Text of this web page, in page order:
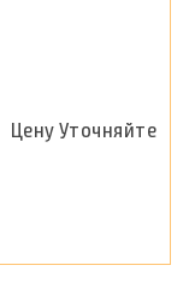
Цену Уточняйте